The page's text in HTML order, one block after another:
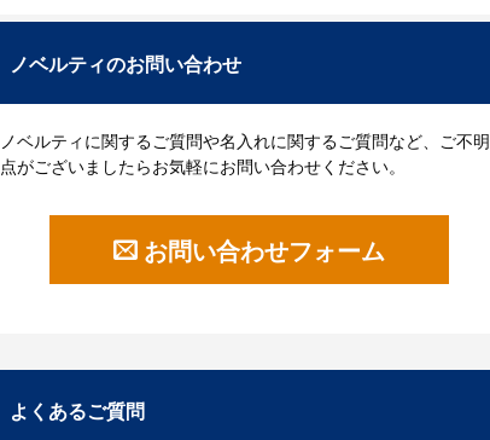
ノベルティのお問い合わせ
ノベルティに関するご質問や名入れに関するご質問など、ご不明
点がございましたらお気軽にお問い合わせください。
お問い合わせフォーム
よくあるご質問